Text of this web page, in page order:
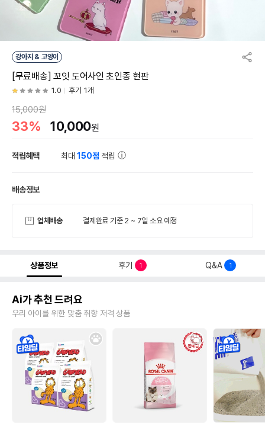
강아지 & 고양이
[무료배송] 꼬잇 도어사인 초인종 현판
1.0 후기 1개
15,000원
33% 10,000원
적립혜택 최대150점 적립
배송정보
업체배송 결제완료 기준 2 ~ 7일 소요 예정
상품정보 후기 1 Q&A 1
Ai가 추천 드려요
우리 아이를 위한 맞춤 취향 저격 상품